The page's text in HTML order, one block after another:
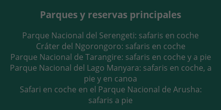
Parques y reservas principales
Parque Nacional del Serengeti: safaris en coche
Cráter del Ngorongoro: safaris en coche
Parque Nacional de Tarangire: safaris en coche y a pie
Parque Nacional del Lago Manyara: safaris en coche, a
pie y en canoa
Safari en coche en el Parque Nacional de Arusha:
safaris a pie